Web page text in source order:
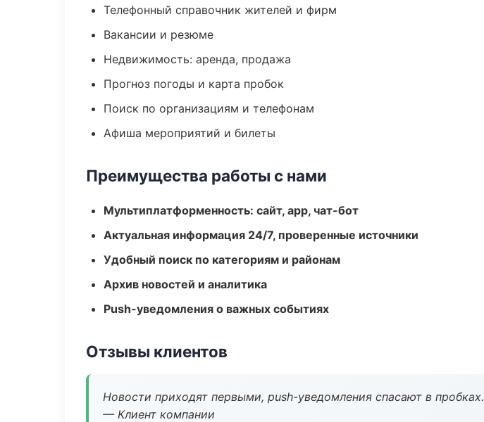
Телефонный справочник жителей и фирм
Вакансии и резюме
Недвижимость: аренда, продажа
Прогноз погоды и карта пробок
Поиск по организациям и телефонам
Афиша мероприятий и билеты
Преимущества работы с нами
Мультиплатформенность: сайт, app, чат-бот
Актуальная информация 24/7, проверенные источники
Удобный поиск по категориям и районам
Архив новостей и аналитика
Push-уведомления о важных событиях
Отзывы клиентов
Новости приходят первыми, push-уведомления спасают в пробках.
— Клиент компании